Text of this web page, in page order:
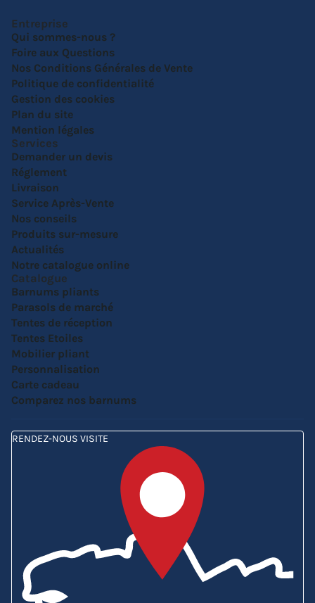
Entreprise
Qui sommes-nous ?
Foire aux Questions
Nos Conditions Générales de Vente
Politique de confidentialité
Gestion des cookies
Plan du site
Mention légales
Services
Demander un devis
Réglement
Livraison
Service Après-Vente
Nos conseils
Produits sur-mesure
Actualités
Notre catalogue online
Catalogue
Barnums pliants
Parasols de marché
Tentes de réception
Tentes Etoiles
Mobilier pliant
Personnalisation
Carte cadeau
Comparez nos barnums
RENDEZ-NOUS VISITE